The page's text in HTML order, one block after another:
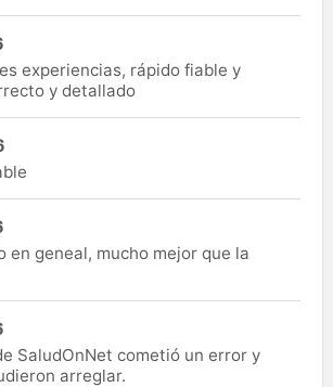
experiencias, rápido fiable y
y detallado
en geneal, mucho mejor que la
SaludOnNet cometió un error y
arreglar.